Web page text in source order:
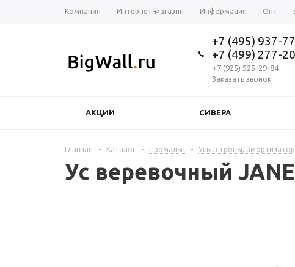
Компания Интернет-магазин Информация Опт
+7 (495) 937-
+7 (499) 277-
+7 (925) 525-29-84
Заказать звонок
АКЦИИ СИВЕРА
Главная - Каталог - Промальп - Усы, стропы,
Ус веревочный